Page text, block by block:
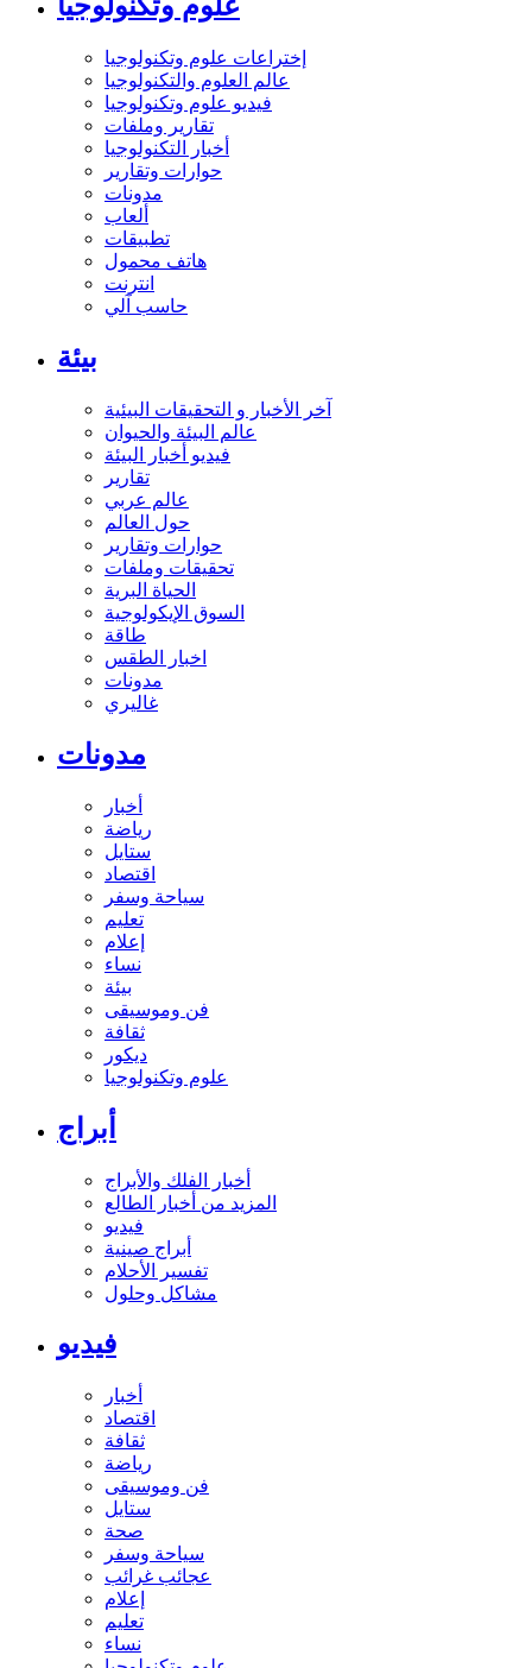
إختراعات علوم وتكنولوجيا
عالم العلوم والتكنولوجيا
فيديو علوم وتكنولوجيا
تقارير وملفات
أخبار التكنولوجيا
حوارات وتقارير
مدونات
ألعاب
تطبيقات
هاتف محمول
انترنت
حاسب آلي
بيئة
آخر الأخبار و التحقيقات البيئية
عالم البيئة والحيوان
فيديو أخبار البيئة
تقارير
عالم عربي
حول العالم
حوارات وتقارير
تحقيقات وملفات
الحياة البرية
السوق الإيكولوجية
طاقة
اخبار الطقس
مدونات
غاليري
مدونات
أخبار
رياضة
ستايل
اقتصاد
سياحة وسفر
تعليم
إعلام
نساء
بيئة
فن وموسيقى
ثقافة
ديكور
علوم وتكنولوجيا
أبراج
أخبار الفلك والأبراج
المزيد من أخبار الطالع
فيديو
أبراج صينية
تفسير الأحلام
مشاكل وحلول
فيديو
أخبار
اقتصاد
ثقافة
رياضة
فن وموسيقى
ستايل
صحة
سياحة وسفر
عجائب غرائب
إعلام
تعليم
نساء